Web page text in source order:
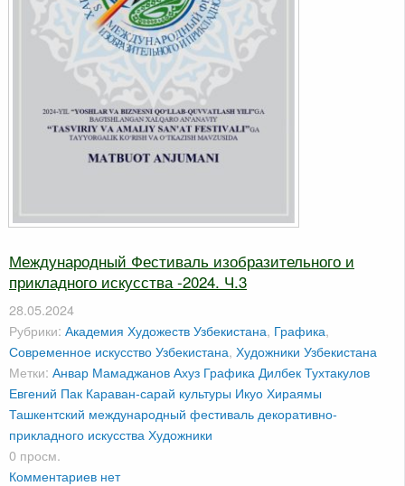
Международный Фестиваль изобразительного и
прикладного искусства -2024. Ч.3
28.05.2024
Рубрики: Академия Художеств Узбекистана, Графика,
Современное искусство Узбекистана, Художники Узбекистана
Метки: Анвар МамаджановАхуз Графика Дилбек Тухтакулов
Евгений Пак Караван-сарай культуры Икуо Хираямы
Ташкентский международный фестиваль декоративно-
прикладного искусства Художники
0 просм.
Комментариев нет